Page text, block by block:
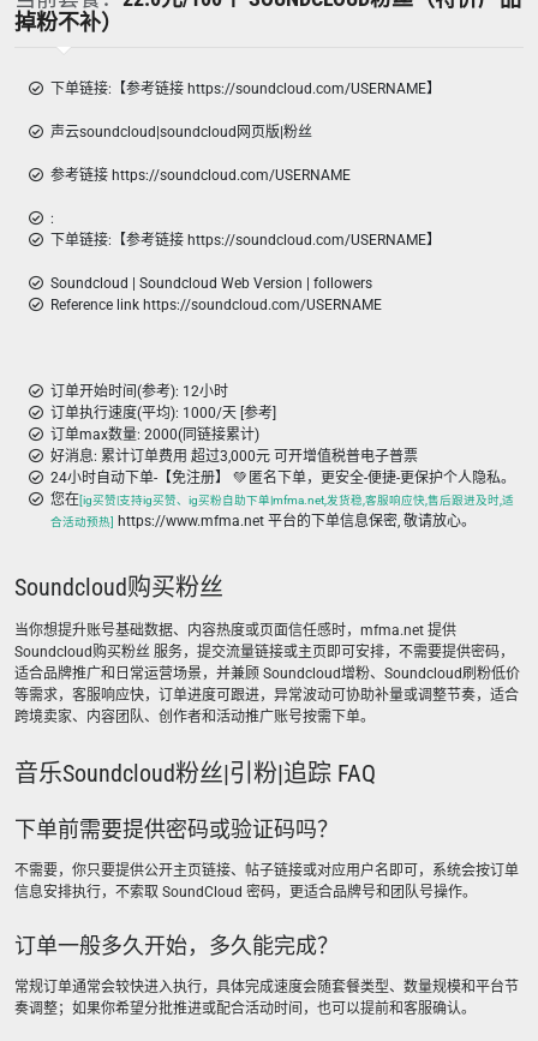
掉粉不补）
下单链接:【参考链接 https://soundcloud.com/USERNAME】
声云soundcloud|soundcloud网页版|粉丝
参考链接 https://soundcloud.com/USERNAME
:
下单链接:【参考链接 https://soundcloud.com/USERNAME】
Soundcloud | Soundcloud Web Version | followers
Reference link https://soundcloud.com/USERNAME
订单开始时间(参考): 12小时
订单执行速度(平均): 1000/天 [参考]
订单max数量: 2000(同链接累计)
好消息: 累计订单费用 超过3,000元 可开增值税普电子普票
24小时自动下单-【免注册】 💚 匿名下单，更安全-便捷-更保护个人隐私。
您在[ig买赞|支持ig买赞、ig买粉自助下单|mfma.net,发货稳,客服响应快,售后跟进及时,适
合活动预热]
https://www.mfma.net 平台的下单信息保密, 敬请放心。
Soundcloud购买粉丝
当你想提升账号基础数据、内容热度或页面信任感时，mfma.net 提供
Soundcloud购买粉丝 服务，提交流量链接或主页即可安排，不需要提供密码，
适合品牌推广和日常运营场景，并兼顾 Soundcloud增粉、Soundcloud刷粉低价
等需求，客服响应快，订单进度可跟进，异常波动可协助补量或调整节奏，适合
跨境卖家、内容团队、创作者和活动推广账号按需下单。
音乐Soundcloud粉丝|引粉|追踪 FAQ
下单前需要提供密码或验证码吗？
不需要，你只要提供公开主页链接、帖子链接或对应用户名即可，系统会按订单
信息安排执行，不索取 SoundCloud 密码，更适合品牌号和团队号操作。
订单一般多久开始，多久能完成？
常规订单通常会较快进入执行，具体完成速度会随套餐类型、数量规模和平台节
奏调整；如果你希望分批推进或配合活动时间，也可以提前和客服确认。